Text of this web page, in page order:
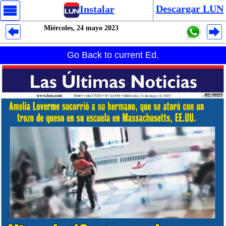
Instalar Descargar LUN
Miércoles, 24 mayo 2023
Go Back to current Ed.
Despliegues Analytics
Despliegues Totales
Despliegues por Rubros